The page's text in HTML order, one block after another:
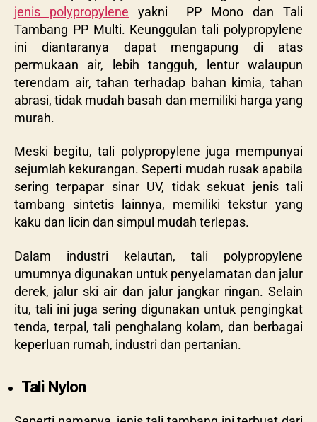
jenis polypropylene yakni PP Mono dan Tali
Tambang PP Multi. Keunggulan tali polypropylene
ini diantaranya dapat mengapung di atas
permukaan air, lebih tangguh, lentur walaupun
terendam air, tahan terhadap bahan kimia, tahan
abrasi, tidak mudah basah dan memiliki harga yang
murah.
Meski begitu, tali polypropylene juga mempunyai
sejumlah kekurangan. Seperti mudah rusak apabila
sering terpapar sinar UV, tidak sekuat jenis tali
tambang sintetis lainnya, memiliki tekstur yang
kaku dan licin dan simpul mudah terlepas.
Dalam industri kelautan, tali polypropylene
umumnya digunakan untuk penyelamatan dan jalur
derek, jalur ski air dan jalur jangkar ringan. Selain
itu, tali ini juga sering digunakan untuk pengingkat
tenda, terpal, tali penghalang kolam, dan berbagai
keperluan rumah, industri dan pertanian.
Tali Nylon